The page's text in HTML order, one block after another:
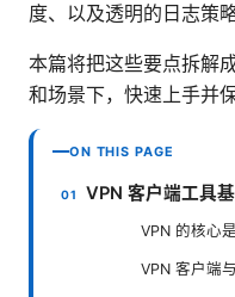
度、以及透明的日志策略
本篇将把这些要点拆解
和场景下，快速上手并
ON THIS PAGE
VPN 客户端工具
VPN 的核心
VPN 客户端